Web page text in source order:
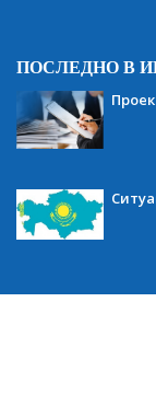
ПОСЛЕДНО В